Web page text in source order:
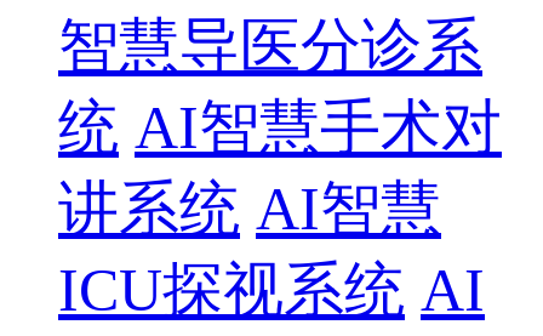
智慧导医分诊系
统 AI智慧手术对
讲系统 AI智慧
ICU探视系统 AI